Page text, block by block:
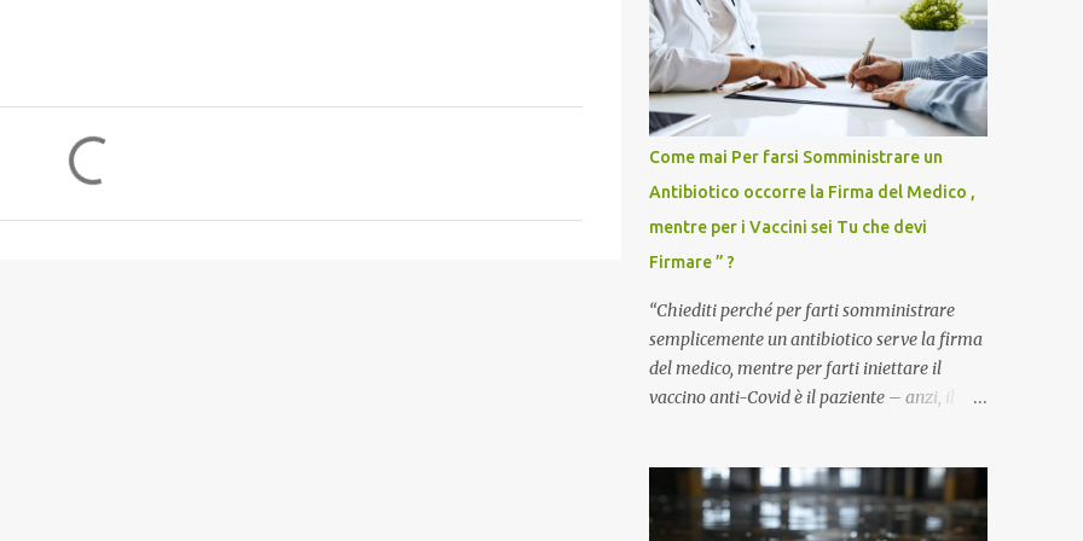
Come mai Per farsi Somministrare un
Antibiotico occorre la Firma del Medico ,
mentre per i Vaccini sei Tu che devi
Firmare ” ?
“Chiediti perché per farti somministrare
semplicemente un antibiotico serve la firma
del medico, mentre per farti iniettare il
vaccino anti-Covid è il paziente – anzi, il
domanda tanto semplice quanto devastante
quella posta dal dottor Andrea Stramezzi,